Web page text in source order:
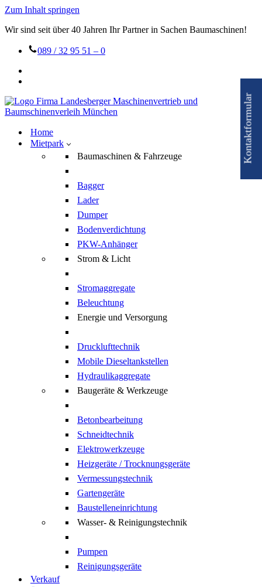
Zum Inhalt springen
Wir sind seit über 40 Jahren Ihr Partner in Sachen Baumaschinen!
089 / 32 95 51 – 0
Home
Mietpark
Baumaschinen & Fahrzeuge
Bagger
Lader
Dumper
Bodenverdichtung
PKW-Anhänger
Strom & Licht
Stromaggregate
Beleuchtung
Energie und Versorgung
Drucklufttechnik
Mobile Dieseltankstellen
Hydraulikaggregate
Baugeräte & Werkzeuge
Betonbearbeitung
Schneidtechnik
Elektrowerkzeuge
Heizgeräte / Trocknungsgeräte
Vermessungstechnik
Gartengeräte
Baustelleneinrichtung
Wasser- & Reinigungstechnik
Pumpen
Reinigungsgeräte
Verkauf
Kontaktformular